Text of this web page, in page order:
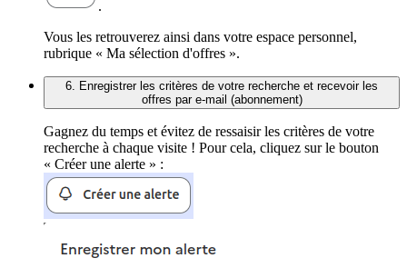
.
Vous les retrouverez ainsi dans votre espace personnel,
rubrique « Ma sélection d'offres ».
6. Enregistrer les critères de votre recherche et recevoir les
offres par e-mail (abonnement)
Gagnez du temps et évitez de ressaisir les critères de votre
recherche à chaque visite ! Pour cela, cliquez sur le bouton
« Créer une alerte » :